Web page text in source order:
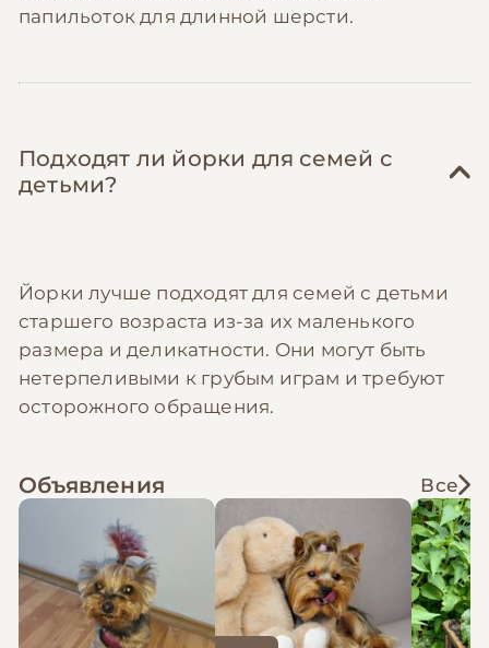
папильоток для длинной шерсти.
Подходят ли йорки для семей с
детьми?
Йорки лучше подходят для семей с детьми
старшего возраста из-за их маленького
размера и деликатности. Они могут быть
нетерпеливыми к грубым играм и требуют
осторожного обращения.
Объявления Все